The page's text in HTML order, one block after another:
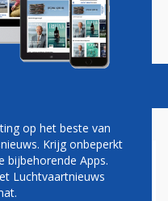
Vacatures
op het beste van
Krijg onbeperkt
bijbehorende Apps.
Luchtvaartnieuws